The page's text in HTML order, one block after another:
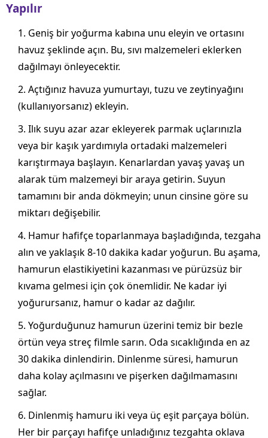
Yapılır
Geniş bir yoğurma kabına unu eleyin ve ortasını
havuz şeklinde açın. Bu, sıvı malzemeleri eklerken
dağılmayı önleyecektir.
Açtığınız havuza yumurtayı, tuzu ve zeytinyağını
(kullanıyorsanız) ekleyin.
Ilık suyu azar azar ekleyerek parmak uçlarınızla
veya bir kaşık yardımıyla ortadaki malzemeleri
karıştırmaya başlayın. Kenarlardan yavaş yavaş un
alarak tüm malzemeyi bir araya getirin. Suyun
tamamını bir anda dökmeyin; unun cinsine göre su
miktarı değişebilir.
Hamur hafifçe toparlanmaya başladığında, tezgaha
alın ve yaklaşık 8-10 dakika kadar yoğurun. Bu aşama,
hamurun elastikiyetini kazanması ve pürüzsüz bir
kıvama gelmesi için çok önemlidir. Ne kadar iyi
yoğurursanız, hamur o kadar az dağılır.
Yoğurduğunuz hamurun üzerini temiz bir bezle
örtün veya streç filmle sarın. Oda sıcaklığında en az
30 dakika dinlendirin. Dinlenme süresi, hamurun
daha kolay açılmasını ve pişerken dağılmamasını
sağlar.
Dinlenmiş hamuru iki veya üç eşit parçaya bölün.
Her bir parçayı hafifçe unladığınız tezgahta oklava